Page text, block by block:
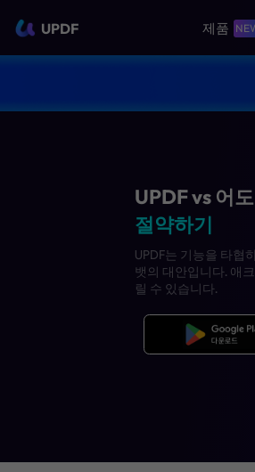
UPDF 제품
UPDF
절약하
UPDF는 기
뱃의 대안
릴 수 있습